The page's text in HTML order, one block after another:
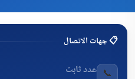
📋 جهات الاتصال
📞 عدد ثابت